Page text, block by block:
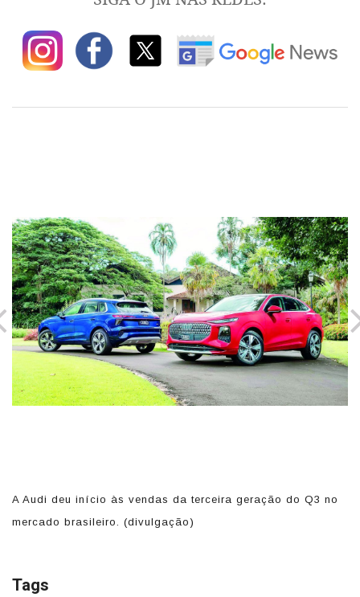
A Audi deu início às vendas da terceira geração do Q3 no
mercado brasileiro. (divulgação)
Tags